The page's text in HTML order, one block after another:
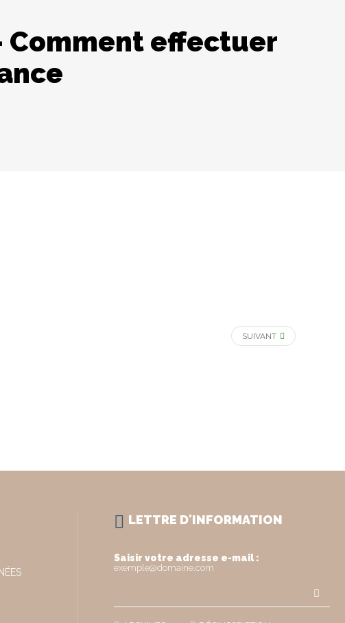
Comment effectuer
SUIVANT
LETTRE D'INFORMATION
Saisir votre adresse e-mail :
exemple@domaine.com